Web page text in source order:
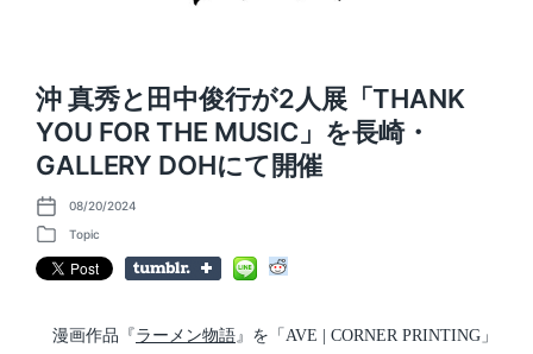
沖 真秀と田中俊行が2人展「THANK
YOU FOR THE MUSIC」を長崎・
GALLERY DOHにて開催
P
o
t
08/20/2024
P
o
s
Topic
漫画作品『 ラーメン物語』を「AVE | CORNER PRINTING」